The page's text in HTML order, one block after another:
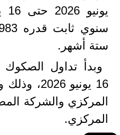
ستة أشهر.
وبدأ تداول
16 يونيو
المركزي والشركة
المركزي.